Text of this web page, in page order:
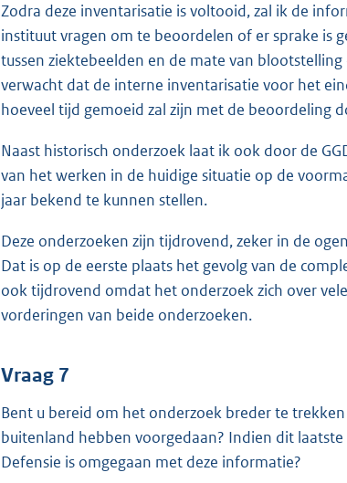
Zodra deze inventarisatie is voltooid, zal ik de
instituut vragen om te beoordelen of er sprake is
tussen ziektebeelden en de mate van
verwacht dat de interne inventarisatie voor het
hoeveel tijd gemoeid zal zijn met de beoordeling
Naast historisch onderzoek laat ik ook door de
van het werken in de huidige situatie op de
jaar bekend te kunnen stellen.
Deze onderzoeken zijn tijdrovend, zeker in de
Dat is op de eerste plaats het gevolg van de
ook tijdrovend omdat het onderzoek zich over
vorderingen van beide onderzoeken.
Vraag 7
Bent u bereid om het onderzoek breder te
buitenland hebben voorgedaan? Indien dit
Defensie is omgegaan met deze informatie?